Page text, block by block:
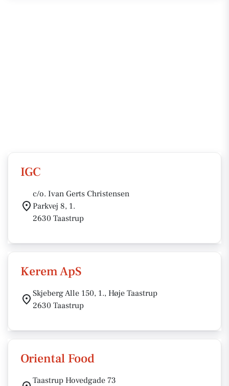
IGC
c/o. Ivan Gerts Christensen
Parkvej 8, 1.
2630 Taastrup
Kerem ApS
Skjeberg Alle 150, 1., Høje Taastrup
2630 Taastrup
Oriental Food
Taastrup Hovedgade 73